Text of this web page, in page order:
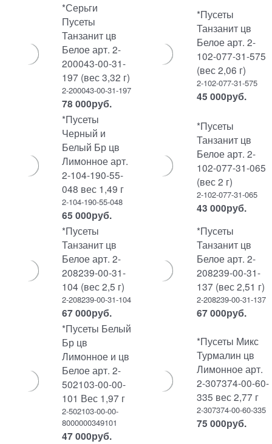
*Серьги
Пусеты
Танзанит цв
Белое арт. 2-
200043-00-31-
197 (вес 3,32 г)
2-200043-00-31-197
78 000руб.
*Пусеты
Танзанит цв
Белое арт. 2-
102-077-31-575
(вес 2,06 г)
2-102-077-31-575
45 000руб.
*Пусеты
Черный и
Белый Бр цв
Лимонное арт.
2-104-190-55-
048 вес 1,49 г
2-104-190-55-048
65 000руб.
*Пусеты
Танзанит цв
Белое арт. 2-
102-077-31-065
(вес 2 г)
2-102-077-31-065
43 000руб.
*Пусеты
Танзанит цв
Белое арт. 2-
208239-00-31-
104 (вес 2,5 г)
2-208239-00-31-104
67 000руб.
*Пусеты
Танзанит цв
Белое арт. 2-
208239-00-31-
137 (вес 2,51 г)
2-208239-00-31-137
67 000руб.
*Пусеты Белый
Бр цв
Лимонное и цв
Белое арт. 2-
502103-00-00-
101 Вес 1,97 г
2-502103-00-00-
8000000349101
47 000руб.
*Пусеты Микс
Турмалин цв
Лимонное арт.
2-307374-00-60-
335 вес 2,77 г
2-307374-00-60-335
75 000руб.